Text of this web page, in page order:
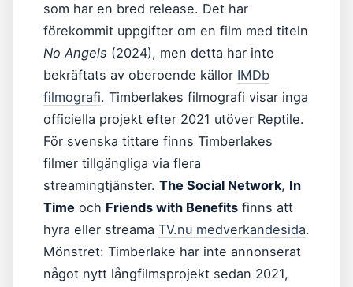
som har en bred release. Det har
förekommit uppgifter om en film med titeln
No Angels (2024), men detta har inte
bekräftats av oberoende källor IMDb
filmografi. Timberlakes filmografi visar inga
officiella projekt efter 2021 utöver Reptile.
För svenska tittare finns Timberlakes
filmer tillgängliga via flera
streamingtjänster. The Social Network, In
Time och Friends with Benefits finns att
hyra eller streama TV.nu medverkandesida.
Mönstret: Timberlake har inte annonserat
något nytt långfilmsprojekt sedan 2021,